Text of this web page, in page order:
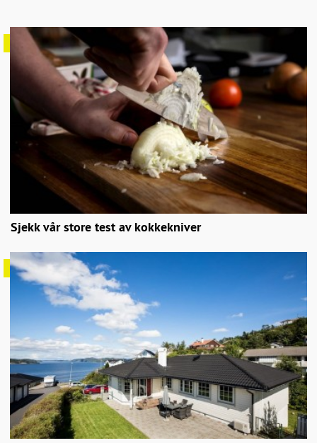
Sjekk vår store test av kokkekniver